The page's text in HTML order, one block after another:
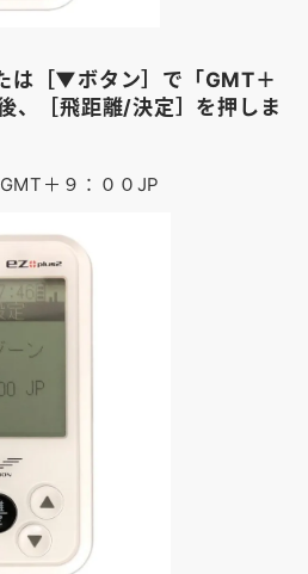
は［▼ボタン］で「GMT＋
、［飛距離/決定］を押しま
＋９：００JP